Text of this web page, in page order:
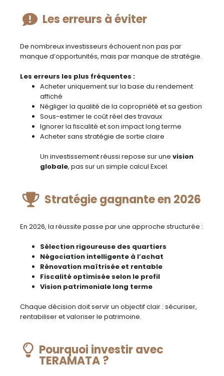
Les erreurs à éviter
De nombreux investisseurs échouent non pas par
manque d’opportunités, mais par manque de stratégie.
Les erreurs les plus fréquentes :
Acheter uniquement sur la base du rendement
affiché
Négliger la qualité de la copropriété et sa gestion
Sous-estimer le coût réel des travaux
Ignorer la fiscalité et son impact long terme
Acheter sans stratégie de sortie claire
Un investissement réussi repose sur une vision
globale, pas sur un simple calcul Excel.
Stratégie gagnante en 2026
En 2026, la réussite passe par une approche structurée :
Sélection rigoureuse des quartiers
Négociation intelligente à l’achat
Rénovation maîtrisée et rentable
Fiscalité optimisée selon le profil
Vision patrimoniale long terme
Chaque décision doit servir un objectif clair : sécuriser,
rentabiliser et valoriser le patrimoine.
Pourquoi investir avec
TERAMATA ?